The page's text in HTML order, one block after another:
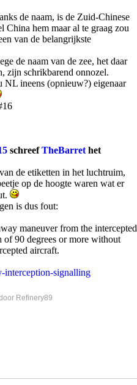
de naam, is de Zuid-Chinese
China hem maar al te graag zou
van de belangrijkste
de naam van de zee, het daar
zijn schrikbarend onnozel.
NL ineens (opnieuw?) eigenaar
schreefTheBarret het
de etiketten in het luchtruim,
op de hoogte waren wat er
is dus fout:
maneuver from the intercepted
90 degrees or more without
aircraft.
interception-signalling
Refinery89